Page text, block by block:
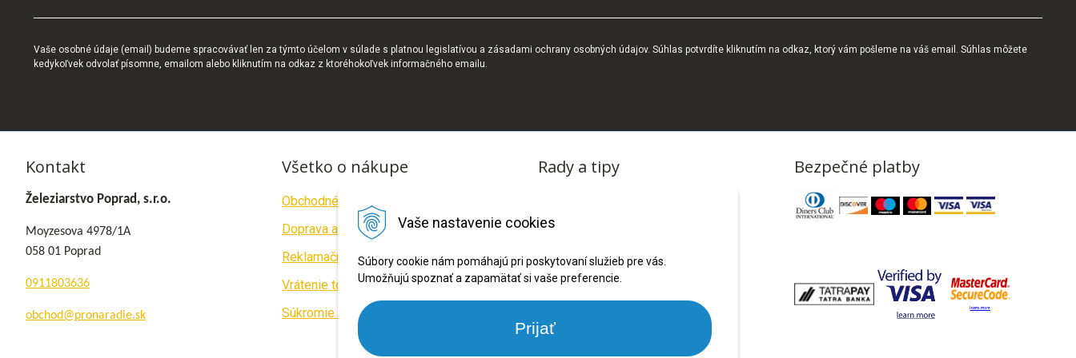
Vaše nastavenie cookies
Súbory cookie nám pomáhajú pri poskytovaní služieb pre vás.
Umožňujú spoznať a zapamätať si vaše preferencie.
Prijať
Vaše osobné údaje (email) budeme spracovávať len za týmto účelom v súlade s platnou legislatívou a zásadami ochrany osobných údajov. Súhlas potvrdíte kliknutím na odkaz, ktorý vám pošleme na váš email. Súhlas môžete
kedykoľvek odvolať písomne, emailom alebo kliknutím na odkaz z ktoréhokoľvek informačného emailu.
Kontakt
Železiarstvo Poprad, s.r.o.
Moyzesova 4978/1A
058 01 Poprad
0911803636
obchod@pronaradie.sk
Všetko o nákupe
Obchodné podmienky
Doprava a platba
Reklamačný poriadok
Vrátenie tovaru
Súkromie a cookies
Rady a tipy Bezpečné platby